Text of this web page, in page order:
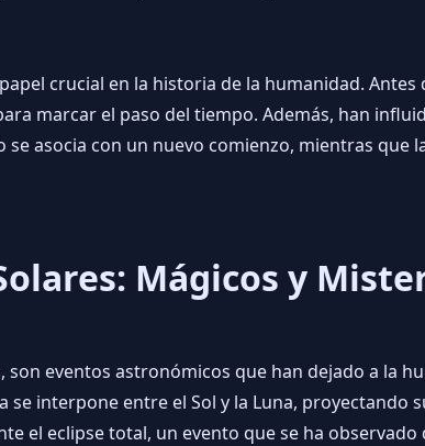
crucial en la historia de la humanidad.
marcar el paso del tiempo. Además, han
se asocia con un nuevo comienzo, mientras que
Mágicos y
son eventos astronómicos que han dejado a la
se interpone entre el Sol y la Luna, proyectando
el eclipse total, un evento que se ha